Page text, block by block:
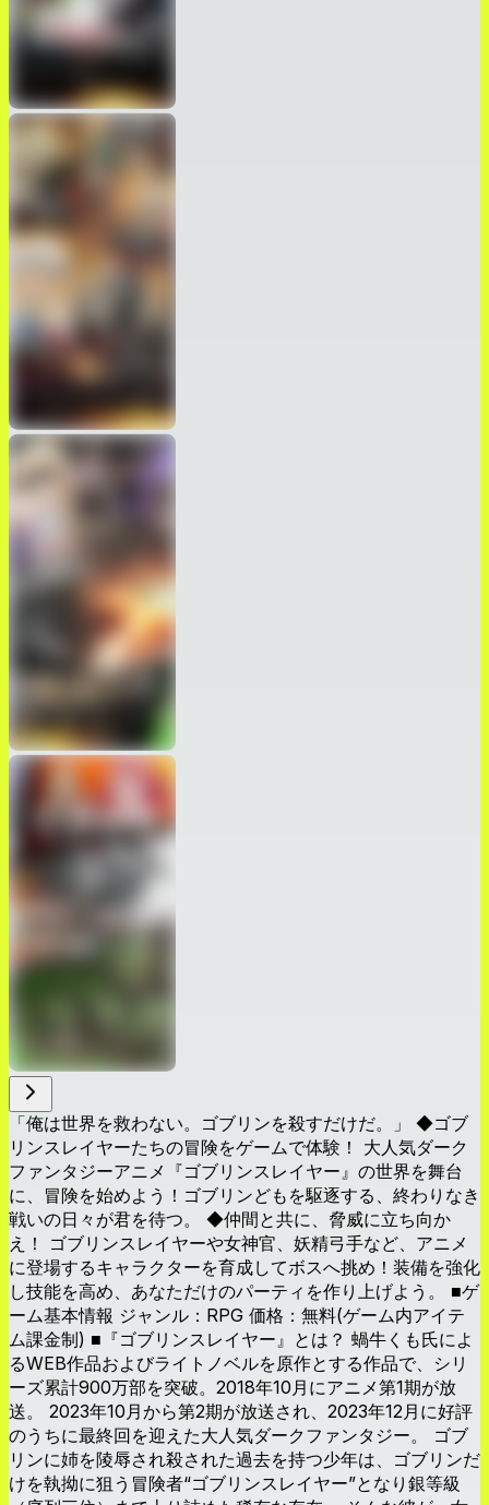
「俺は世界を救わない。ゴブリンを殺すだけだ。」 ◆ゴブ
リンスレイヤーたちの冒険をゲームで体験！ 大人気ダーク
ファンタジーアニメ『ゴブリンスレイヤー』の世界を舞台
に、冒険を始めよう！ゴブリンどもを駆逐する、終わりなき
戦いの日々が君を待つ。 ◆仲間と共に、脅威に立ち向か
え！ ゴブリンスレイヤーや女神官、妖精弓手など、アニメ
に登場するキャラクターを育成してボスへ挑め！装備を強化
し技能を高め、あなただけのパーティを作り上げよう。 ■ゲ
ーム基本情報 ジャンル：RPG 価格：無料(ゲーム内アイテ
ム課金制) ■『ゴブリンスレイヤー』とは？ 蝸牛くも氏によ
るWEB作品およびライトノベルを原作とする作品で、シリ
ーズ累計900万部を突破。2018年10月にアニメ第1期が放
送。 2023年10月から第2期が放送され、2023年12月に好評
のうちに最終回を迎えた大人気ダークファンタジー。 ゴブ
リンに姉を陵辱され殺された過去を持つ少年は、ゴブリンだ
けを執拗に狙う冒険者“ゴブリンスレイヤー”となり銀等級